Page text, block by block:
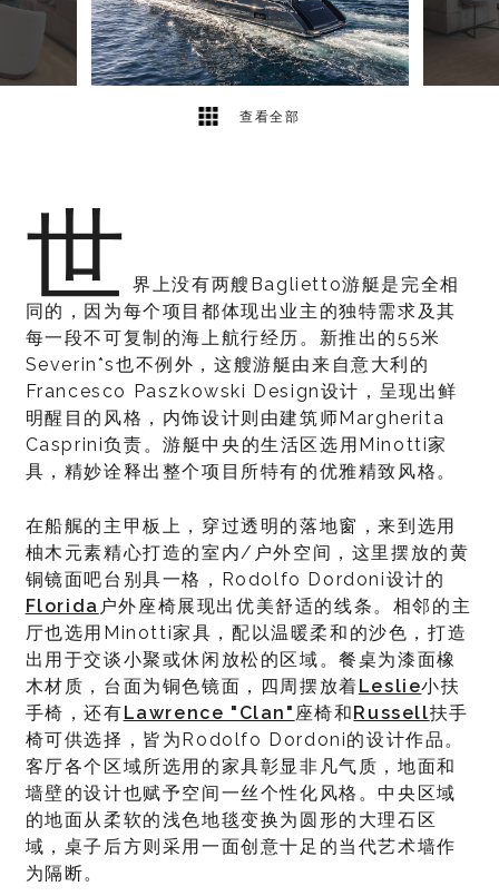
查看全部
世 界上没有两艘Baglietto游艇是完全相
同的，因为每个项目都体现出业主的独特需求及其
每一段不可复制的海上航行经历。新推出的55米
Severin*s也不例外，这艘游艇由来自意大利的
Francesco Paszkowski Design设计，呈现出鲜
明醒目的风格，内饰设计则由建筑师Margherita
Casprini负责。游艇中央的生活区选用Minotti家
具，精妙诠释出整个项目所特有的优雅精致风格。
在船艉的主甲板上，穿过透明的落地窗，来到选用
柚木元素精心打造的室内/户外空间，这里摆放的黄
铜镜面吧台别具一格，Rodolfo Dordoni设计的
Florida 户外座椅展现出优美舒适的线条。相邻的主
厅也选用Minotti家具，配以温暖柔和的沙色，打造
出用于交谈小聚或休闲放松的区域。餐桌为漆面橡
木材质，台面为铜色镜面，四周摆放着Leslie小扶
手椅，还有Lawrence "Clan" 座椅和Russell扶手
椅可供选择，皆为Rodolfo Dordoni的设计作品。
客厅各个区域所选用的家具彰显非凡气质，地面和
墙壁的设计也赋予空间一丝个性化风格。中央区域
的地面从柔软的浅色地毯变换为圆形的大理石区
域，桌子后方则采用一面创意十足的当代艺术墙作
为隔断。